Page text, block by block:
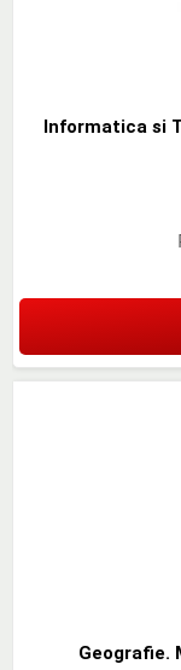
Informatica si
Geografie.